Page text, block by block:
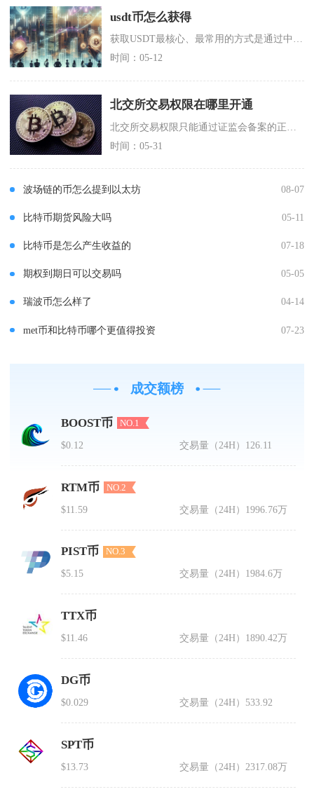
usdt币怎么获得
获取USDT最核心、最常用的方式是通过中心化交易所法币直接购买、币币兑换、OTC场外交易，
时间：05-12
北交所交易权限在哪里开通
时间：05-31
波场链的币怎么提到以太坊 08-07
比特币期货风险大吗 05-11
比特币是怎么产生收益的 07-18
期权到期日可以交易吗 05-05
瑞波币怎么样了 04-14
met币和比特币哪个更值得投资 07-23
成交额榜
BOOST币 NO.1
$0.12 交易量（24H） 126.11
RTM币 NO.2
$11.59 交易量（24H） 1996.76万
PIST币 NO.3
$5.15 交易量（24H） 1984.6万
TTX币
$11.46 交易量（24H） 1890.42万
DG币
$0.029 交易量（24H） 533.92
SPT币
$13.73 交易量（24H） 2317.08万